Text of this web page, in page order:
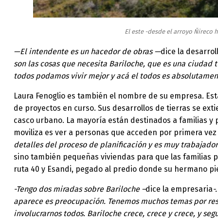
El este -desde el arroyo Ñireco
—El intendente es un hacedor de obras —dice la
son las cosas que necesita Bariloche, que es una
todos podamos vivir mejor y acá el todos es
Laura Fenoglio es también el nombre de su empresa.
de proyectos en curso. Sus desarrollos de tierras se
casco urbano. La mayoría están destinados a familias
moviliza es ver a personas que acceden por primera
detalles del proceso de planificación y es muy
sino también pequeñas viviendas para que las familias
ruta 40 y Esandi, pegado al predio donde su hermano
-Tengo dos miradas sobre Bariloche –dice la empresaria-
aparece es preocupación. Tenemos muchos temas por
involucrarnos todos. Bariloche crece, crece y crece, y